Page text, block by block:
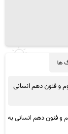
ها
و فنون دهم انسانی
و فنون دهم انسانی به